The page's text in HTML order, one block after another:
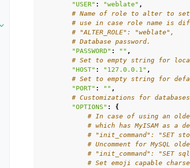
Toggle navigation of Konfigurationsanweisungen
"USER" : "weblate" ,
# Name of role to alter to set
# use in case role name is
# "ALTER_ROLE": "weblate",
# Database password.
"PASSWORD" : "" ,
# Set to empty string for
"HOST" : "127.0.0.1" ,
# Set to empty string for
"PORT" : "" ,
# Customizations for
"OPTIONS" :
{
# In case of using an
# which has MyISAM as a
# "init_command": "SET
# Uncomment for MySQL
# "init_command": "SET
# Set emoji capable